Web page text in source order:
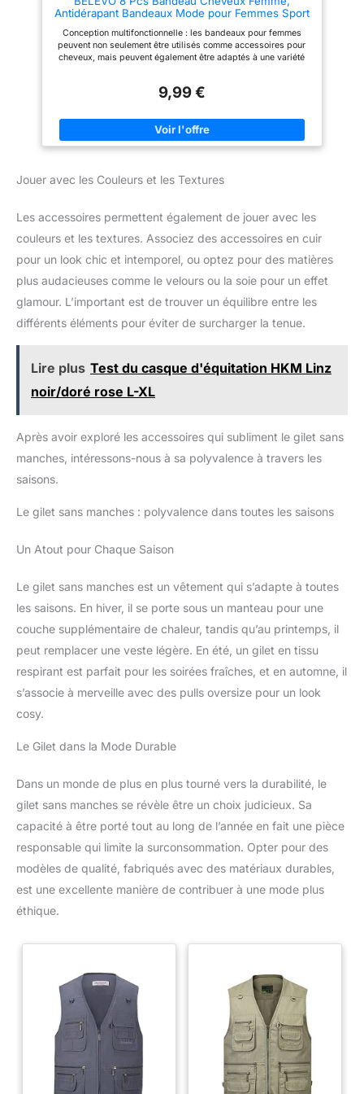
transporter, le bandeaux mode
pour femmes peut être glissé
facilement dans une poche, un
sac de sport ou un sac à main,
offrant une commodité
Antidérapant Bandeaux Mode pour Femmes Sport
Cheveux Adapté Yoga Fitness Exercice
Conception multifonctionnelle : les bandeaux pour femmes
peuvent non seulement être utilisés comme accessoires pour
cheveux, mais peuvent également être adaptés à une variété
sont principalement constitués de polyester et d'élasthanne.Ils
absorber la sueur, sont doux et élastiques et ne causeront pas
de marques lorsqu'ils sont portés pendant une longue période.
Style tendance : le bandeau a un design plié de couleur unie
disponibles : 8 couleurs de bandeaux sont disponibles parmi
personnalité unique. Occasions applicables : que ce soit lors
quotidienne, cet élastique à cheveux pour femme peut ajouter
beaucoup de couleur à votre look général.
9,99 €
Jouer avec les Couleurs et les Textures
Les accessoires permettent également de jouer avec les
couleurs et les textures. Associez des accessoires en cuir
pour un look chic et intemporel, ou optez pour des matières
plus audacieuses comme le velours ou la soie pour un effet
glamour. L’important est de trouver un équilibre entre les
différents éléments pour éviter de surcharger la tenue.
Lire plus Test du casque d'équitation HKM Linz
noir/doré rose L-XL
Après avoir exploré les accessoires qui subliment le gilet sans
manches, intéressons-nous à sa polyvalence à travers les
saisons.
Le gilet sans manches : polyvalence dans toutes les saisons
Un Atout pour Chaque Saison
Le gilet sans manches est un vêtement qui s’adapte à toutes
les saisons. En hiver, il se porte sous un manteau pour une
couche supplémentaire de chaleur, tandis qu’au printemps, il
peut remplacer une veste légère. En été, un gilet en tissu
respirant est parfait pour les soirées fraîches, et en automne, il
s’associe à merveille avec des pulls oversize pour un look
cosy.
Le Gilet dans la Mode Durable
Dans un monde de plus en plus tourné vers la durabilité, le
gilet sans manches se révèle être un choix judicieux. Sa
capacité à être porté tout au long de l’année en fait une pièce
responsable qui limite la surconsommation. Opter pour des
modèles de qualité, fabriqués avec des matériaux durables,
est une excellente manière de contribuer à une mode plus
éthique.